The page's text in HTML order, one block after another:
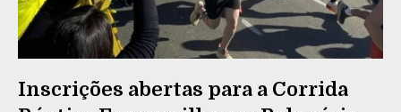
Inscrições abertas para a Corrida